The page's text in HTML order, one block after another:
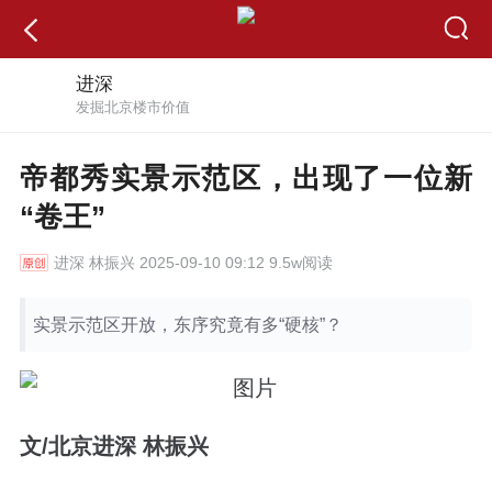
进深
发掘北京楼市价值
帝都秀实景示范区，出现了一位新
“卷王”
进深 林振兴 2025-09-10 09:12 9.5w阅读
实景示范区开放，东序究竟有多“硬核”？
文/北京进深 林振兴